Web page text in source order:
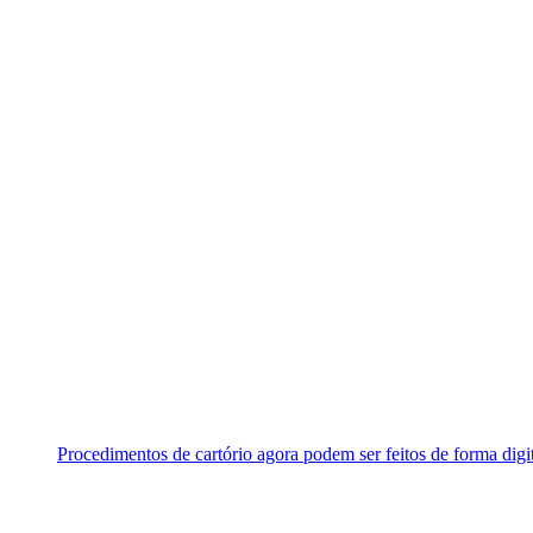
Procedimentos de cartório agora podem ser feitos de forma